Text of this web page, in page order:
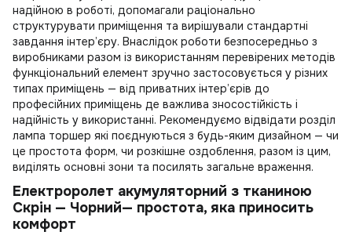
надійною в роботі, допомагали раціонально
структурувати приміщення та вирішували стандартні
завдання інтер’єру. Внаслідок роботи безпосередньо з
виробниками разом із використанням перевірених методів
функціональний елемент зручно застосовується у різних
типах приміщень — від приватних інтер’єрів до
професійних приміщень де важлива зносостійкість і
надійність у використанні. Рекомендуємо відвідати розділ
лампа торшер які поєднуються з будь-яким дизайном — чи
це простота форм, чи розкішне оздоблення, разом із цим,
виділять основні зони та посилять загальне враження.
Електроролет акумуляторний з тканиною
Скрін — Чорний— простота, яка приносить
комфорт